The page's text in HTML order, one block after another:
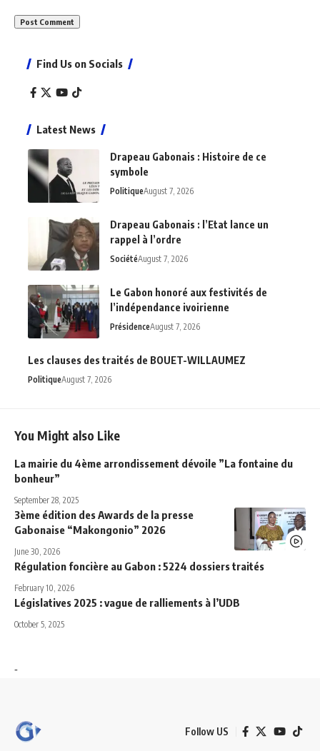
Find Us on Socials
Latest News
Drapeau Gabonais : Histoire de ce
symbole
PolitiqueAugust 7, 2026
Drapeau Gabonais : l’Etat lance un
rappel à l’ordre
SociétéAugust 7, 2026
Le Gabon honoré aux festivités de
l’indépendance ivoirienne
PrésidenceAugust 7, 2026
Les clauses des traités de BOUET-WILLAUMEZ
PolitiqueAugust 7, 2026
You Might also Like
La mairie du 4ème arrondissement dévoile ”La fontaine du
bonheur”
September 28, 2025
3ème édition des Awards de la presse
Gabonaise “Makongonio” 2026
June 30, 2026
Régulation foncière au Gabon : 5224 dossiers traités
February 10, 2026
Législatives 2025 : vague de ralliements à l’UDB
October 5, 2025
-
Follow US